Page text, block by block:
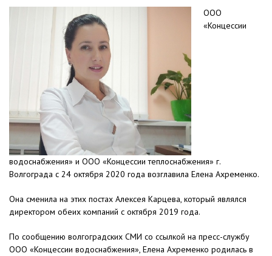
ООО
«Концессии
водоснабжения» и ООО «Концессии теплоснабжения» г.
Волгограда с 24 октября 2020 года возглавила Елена Ахременко.
Она сменила на этих постах Алексея Карцева, который являлся
директором обеих компаний с октября 2019 года.
По сообщению волгоградских СМИ со ссылкой на пресс-службу
ООО «Концессии водоснабжения», Елена Ахременко родилась в